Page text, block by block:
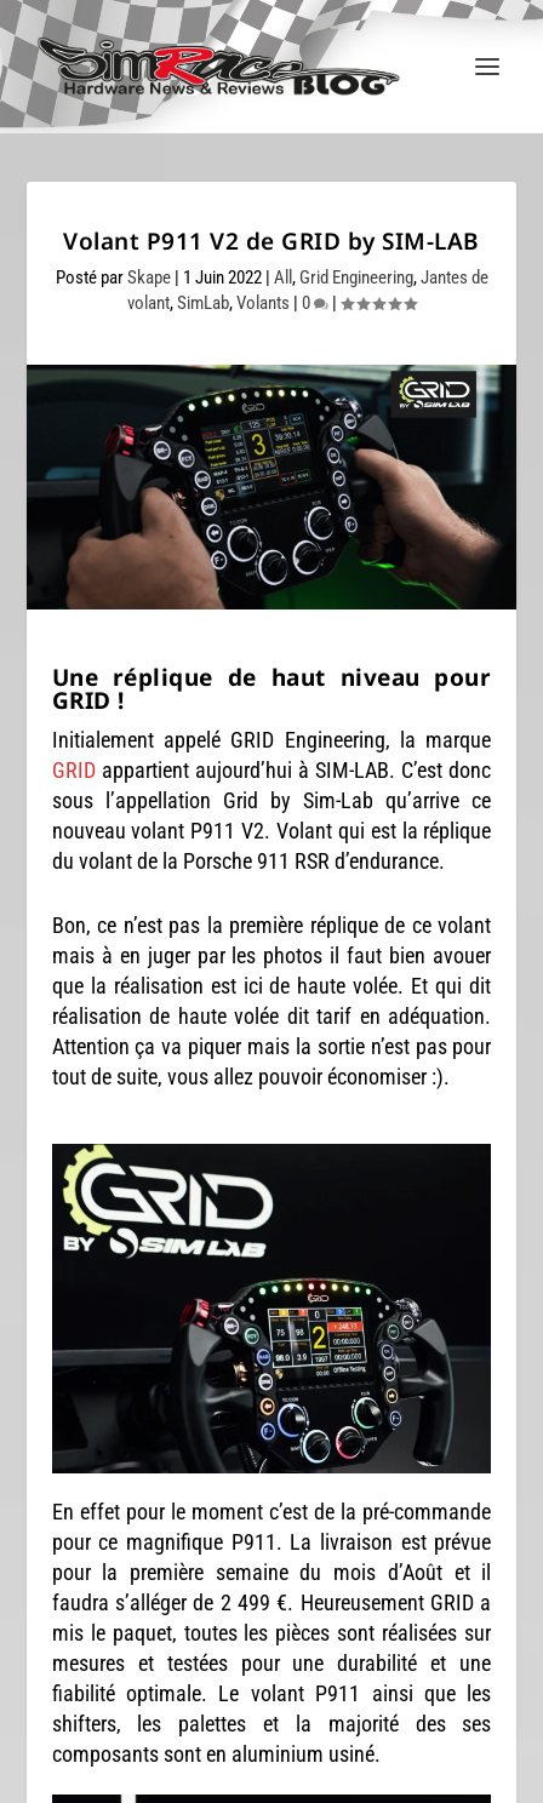
Volant P911 V2 de GRID by SIM-LAB
Posté parSkape| 1 Juin 2022| All , Grid Engineering,Jantes de
volant,SimLab,Volants | 0 |
Une réplique de haut niveau pour
GRID !
Initialement appelé GRID Engineering, la marque
GRIDappartient aujourd’hui à SIM-LAB. C’est donc
sous l’appellation Grid by Sim-Lab qu’arrive ce
nouveau volant P911 V2. Volant qui est la réplique
du volant de la Porsche 911 RSR d’endurance.
Bon, ce n’est pas la première réplique de ce volant
mais à en juger par les photos il faut bien avouer
que la réalisation est ici de haute volée. Et qui dit
réalisation de haute volée dit tarif en adéquation.
Attention ça va piquer mais la sortie n’est pas pour
tout de suite, vous allez pouvoir économiser :).
En effet pour le moment c’est de la pré-commande
pour ce magnifique P911. La livraison est prévue
pour la première semaine du mois d’Août et il
faudra s’alléger de 2 499 €. Heureusement GRID a
mis le paquet, toutes les pièces sont réalisées sur
mesures et testées pour une durabilité et une
fiabilité optimale. Le volant P911 ainsi que les
shifters, les palettes et la majorité des ses
composants sont en aluminium usiné.